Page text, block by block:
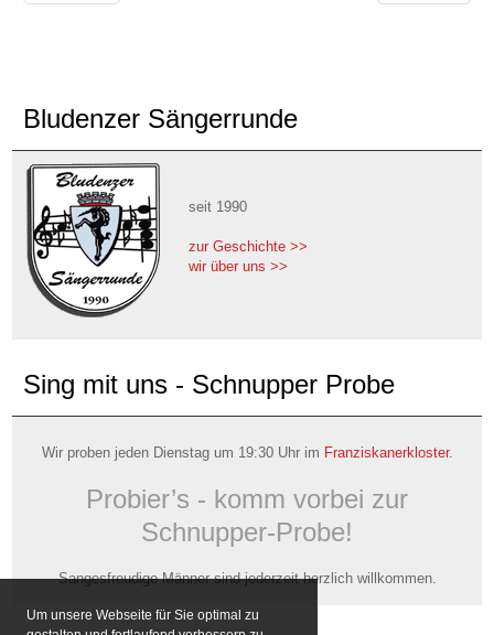
Um unsere Webseite für Sie optimal zu
Bludenzer Sängerrunde
seit 1990
zur Geschichte >>
wir über uns >>
Sing mit uns - Schnupper Probe
Wir proben jeden Dienstag um 19:30 Uhr im Franziskanerkloster.
Probier’s - komm vorbei zur
Schnupper-Probe!
Sangesfreudige Männer sind jederzeit herzlich willkommen.